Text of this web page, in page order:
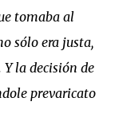
tomaba al
sólo era justa,
la decisión de
prevaricato